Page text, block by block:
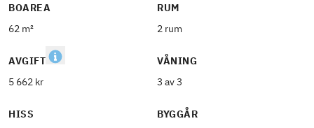
BOAREA
62 m²
RUM
2 rum
AVGIFT
5 662 kr
VÅNING
3 av 3
HISS
BYGGÅR